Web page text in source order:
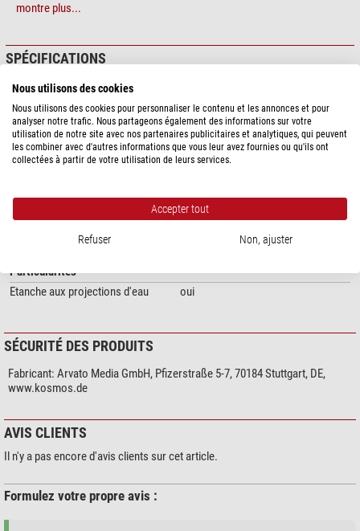
Astronomie de jour
Petite étude des télescopes
Les objets du système solaire
Les étoiles, les nébuleuses et les galaxies
De l'amateur au professionnel
L'auteur, Dr Werner E. Celnik, est astronome, auteur de plusieurs ouvrages
Sternfreunde(Associationdesamisdesétoiles). Ses séminaires
s'adressent principalement aux débutants en astronomie.
Hermann-Michael Hahn
est journaliste scientifique indépendant
Cologne depuis plus de 20 ans.
montre plus...
SPÉCIFICATIONS
Données générales
Nombre de pages
224
Nombre d` images et des photos
286
Édition
4ième édition
Equipement
Format
241x172x18mm
Langue
Allemand
Particularités
Etanche aux projections d'eau
oui
SÉCURITÉ DES PRODUITS
Fabricant: Arvato Media GmbH, Pfizerstraße 5-7, 70184 Stuttgart, DE,
www.kosmos.de
AVIS CLIENTS
Il n'y a pas encore d'avis clients sur cet article.
Formulez votre propre avis :
Nous utilisons des cookies
Nous utilisons des cookies pour personnaliser le contenu et les annonces et pour
analyser notre trafic. Nous partageons également des informations sur votre
utilisation de notre site avec nos partenaires publicitaires et analytiques, qui peuvent
les combiner avec d'autres informations que vous leur avez fournies ou qu'ils ont
collectées à partir de votre utilisation de leurs services.
Accepter tout
Refuser Non, ajuster